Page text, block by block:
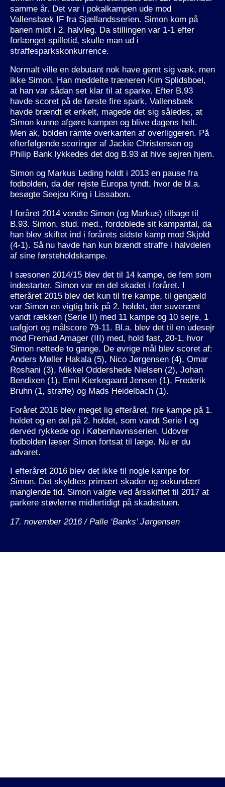
samme år. Det var i pokalkampen ude mod
Vallensbæk IF fra Sjællandsserien. Simon kom på
banen midt i 2. halvleg. Da stillingen var 1-1 efter
forlænget spilletid, skulle man ud i
straffesparkskonkurrence.
Normalt ville en debutant nok have gemt sig væk, men
ikke Simon. Han meddelte træneren Kim Splidsboel,
at han var sådan set klar til at sparke. Efter B.93
havde scoret på de første fire spark, Vallensbæk
havde brændt et enkelt, magede det sig således, at
Simon kunne afgøre kampen og blive dagens helt.
Men ak, bolden ramte overkanten af overliggeren. På
efterfølgende scoringer af Jackie Christensen og
Philip Bank lykkedes det dog B.93 at hive sejren hjem.
Simon og Markus Leding holdt i 2013 en pause fra
fodbolden, da der rejste Europa tyndt, hvor de bl.a.
besøgte Seejou King i Lissabon.
I foråret 2014 vendte Simon (og Markus) tilbage til
B.93. Simon, stud. med., fordoblede sit kampantal, da
han blev skiftet ind i forårets sidste kamp mod Skjold
(4-1). Så nu havde han kun brændt straffe i halvdelen
af sine førsteholdskampe.
I sæsonen 2014/15 blev det til 14 kampe, de fem som
indestarter. Simon var en del skadet i foråret. I
efteråret 2015 blev det kun til tre kampe, til gengæld
var Simon en vigtig brik på 2. holdet, der suverænt
vandt rækken (Serie II) med 11 kampe og 10 sejre, 1
uafgjort og målscore 79-11. Bl.a. blev det til en udesejr
mod Fremad Amager (III) med, hold fast, 20-1, hvor
Simon nettede to gange. De øvrige mål blev scoret af:
Anders Møller Hakala (5), Nico Jørgensen (4), Omar
Roshani (3), Mikkel Oddershede Nielsen (2), Johan
Bendixen (1), Emil Kierkegaard Jensen (1), Frederik
Bruhn (1, straffe) og Mads Heidelbach (1).
Foråret 2016 blev meget lig efteråret, fire kampe på 1.
holdet og en del på 2. holdet, som vandt Serie I og
derved rykkede op i Københavnsserien. Udover
fodbolden læser Simon fortsat til læge. Nu er du
advaret.
I efteråret 2016 blev det ikke til nogle kampe for
Simon. Det skyldtes primært skader og sekundært
manglende tid. Simon valgte ved årsskiftet til 2017 at
parkere støvlerne midlertidigt på skadestuen.
17. november 2016 / Palle ‘Banks’ Jørgensen